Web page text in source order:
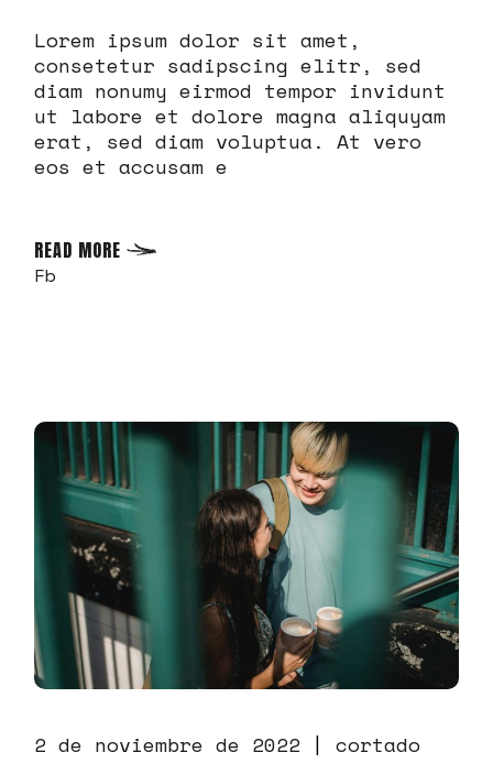
Lorem ipsum dolor sit amet,
consetetur sadipscing elitr, sed
diam nonumy eirmod tempor invidunt
ut labore et dolore magna aliquyam
erat, sed diam voluptua. At vero
eos et accusam e
READ MORE
Fb
2 de noviembre de 2022 cortado